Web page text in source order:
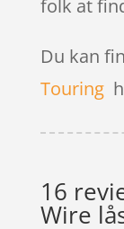
folk at
Du kan
Touring
16
Wire